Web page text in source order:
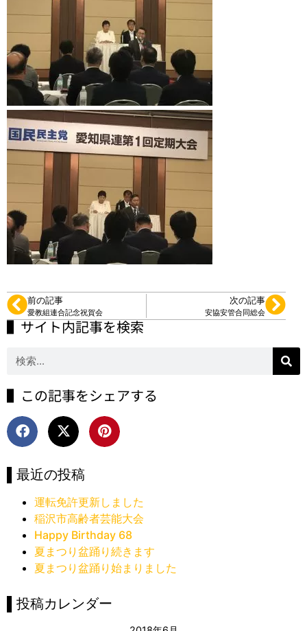
前の記事
愛教組連合記念祝賀会
次の記事
安協安管合同総会
▌サイト内記事を検索
▌この記事をシェアする
▌最近の投稿
運転免許更新しました
稲沢市高齢者芸能大会
Happy Birthday 68
夏まつり盆踊り続きます
夏まつり盆踊り始まりました
▌投稿カレンダー